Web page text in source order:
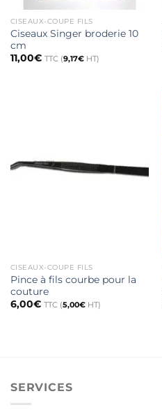
CISEAUX-COUPE FILS
Ciseaux Singer broderie 10
cm
11,00€ TTC (9,17€HT)
CISEAUX-COUPE FILS
Pince à fils courbe pour la
couture
6,00€ TTC (5,00€HT)
SERVICES